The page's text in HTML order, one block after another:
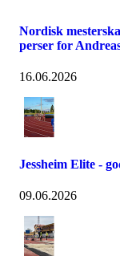
Nordisk
perser for
16.06.2026
Jessheim Elite -
09.06.2026